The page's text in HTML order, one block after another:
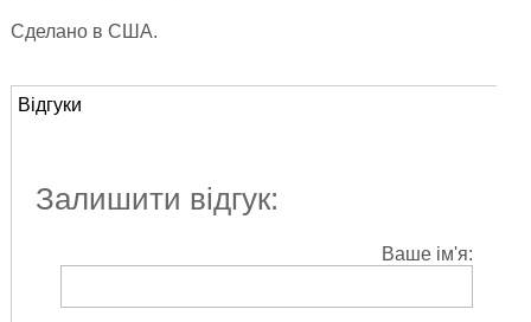
Сделано в США.
Відгуки
Залишити відгук:
Ваше ім'я: